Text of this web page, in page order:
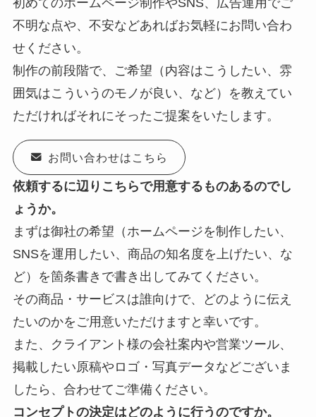
不明な点や、不安などあればお気軽にお問い合わ
せください。
制作の前段階で、ご希望（内容はこうしたい、雰
囲気はこういうのモノが良い、など）を教えてい
ただければそれにそったご提案をいたします。
お問い合わせはこちら
依頼するに辺りこちらで用意するものあるのでし
ょうか。
まずは御社の希望（ホームページを制作したい、
SNSを運用したい、商品の知名度を上げたい、な
ど）を箇条書きで書き出してみてください。
その商品・サービスは誰向けで、どのように伝え
たいのかをご用意いただけますと幸いです。
また、クライアント様の会社案内や営業ツール、
掲載したい原稿やロゴ・写真データなどございま
したら、合わせてご準備ください。
コンセプトの決定はどのように行うのですか。